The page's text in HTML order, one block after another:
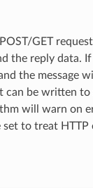
GET
the reply data.
the message
can be written to
will warn on
to treat HTTP